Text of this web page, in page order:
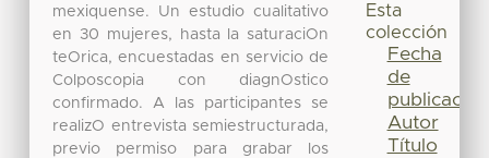
mexiquense. Un estudio cualitativo
en 30 mujeres, hasta la saturaciOn
teOrica, encuestadas en servicio de
Colposcopia con diagnOstico
confirmado. A las participantes se
realizO entrevista semiestructurada,
previo permiso para grabar los
Esta
colección
Fecha
de
publicación
Autor
Título